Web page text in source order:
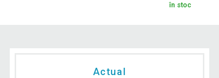
în stoc
Actual